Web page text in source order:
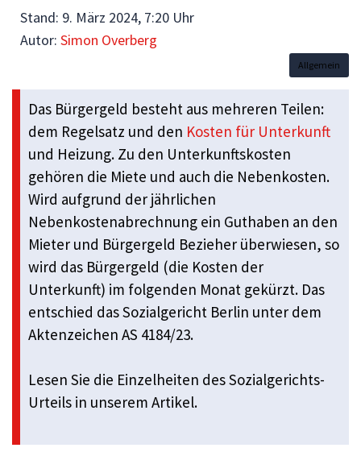
Stand: 9. März 2024, 7:20 Uhr
Autor: Simon Overberg
Allgemein
Das Bürgergeld besteht aus mehreren Teilen:
dem Regelsatz und den Kosten für Unterkunft
und Heizung. Zu den Unterkunftskosten
gehören die Miete und auch die Nebenkosten.
Wird aufgrund der jährlichen
Nebenkostenabrechnung ein Guthaben an den
Mieter und Bürgergeld Bezieher überwiesen, so
wird das Bürgergeld (die Kosten der
Unterkunft) im folgenden Monat gekürzt. Das
entschied das Sozialgericht Berlin unter dem
Aktenzeichen AS 4184/23.
Lesen Sie die Einzelheiten des Sozialgerichts-
Urteils in unserem Artikel.